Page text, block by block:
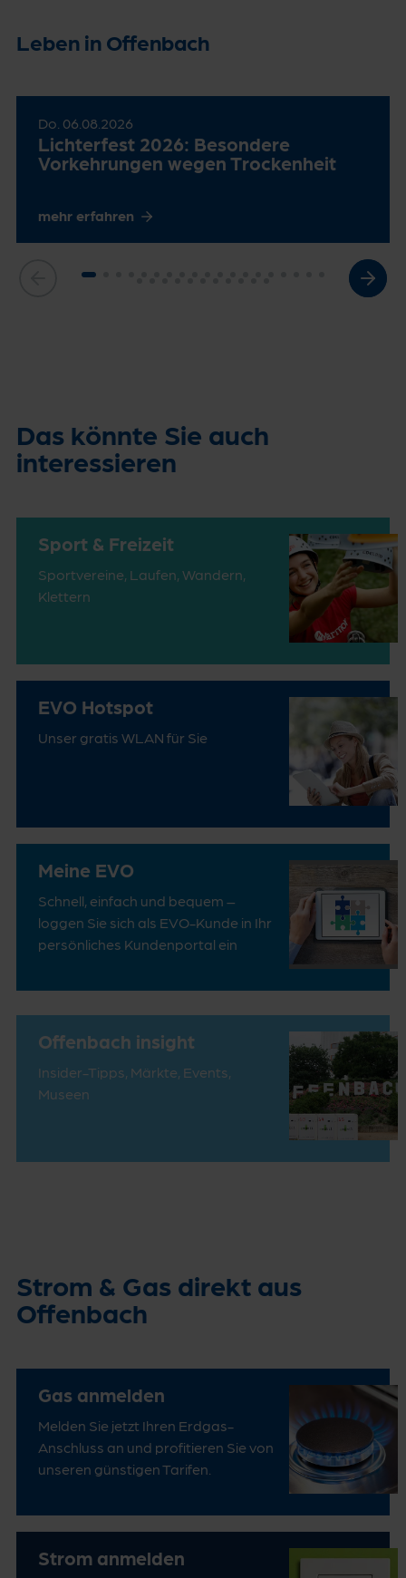
Leben in Offenbach
Do. 06.08.2026
Lichterfest 2026: Besondere
Vorkehrungen wegen Trockenheit
mehr erfahren
Das könnte Sie auch
interessieren
Sport & Freizeit
Sportvereine, Laufen, Wandern,
Klettern
EVO Hotspot
Unser gratis WLAN für Sie
Meine EVO
Schnell, einfach und bequem –
loggen Sie sich als EVO-Kunde in Ihr
persönliches Kundenportal ein
Offenbach insight
Insider-Tipps, Märkte, Events,
Museen
Strom & Gas direkt aus
Offenbach
Gas anmelden
Melden Sie jetzt Ihren Erdgas-
Anschluss an und profitieren Sie von
unseren günstigen Tarifen.
Strom anmelden